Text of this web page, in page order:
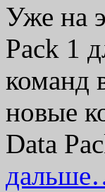
Уже на
Pack 1
команд
новые
Data